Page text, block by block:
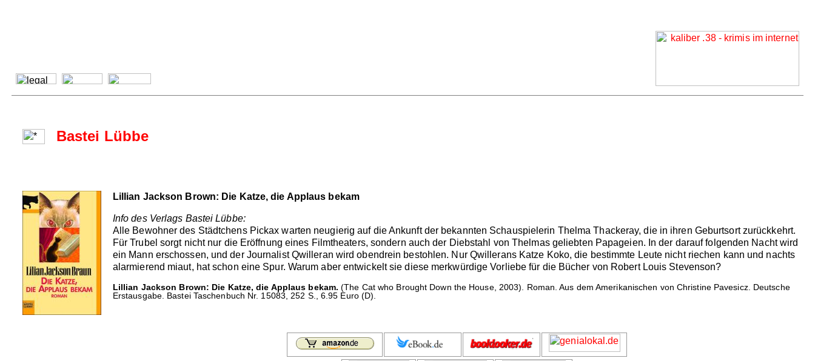
Bastei Lübbe
Lillian Jackson Brown: Die Katze, die Applaus bekam
Info des Verlags Bastei Lübbe:
Alle Bewohner des Städtchens Pickax warten neugierig auf die Ankunft der bekannten Schauspielerin Thelma Thackeray, die in ihren Geburtsort zurückkehrt.
Für Trubel sorgt nicht nur die Eröffnung eines Filmtheaters, sondern auch der Diebstahl von Thelmas geliebten Papageien. In der darauf folgenden Nacht wird
ein Mann erschossen, und der Journalist Qwilleran wird obendrein bestohlen. Nur Qwillerans Katze Koko, die bestimmte Leute nicht riechen kann und nachts
alarmierend miaut, hat schon eine Spur. Warum aber entwickelt sie diese merkwürdige Vorliebe für die Bücher von Robert Louis Stevenson?
Lillian Jackson Brown: Die Katze, die Applaus bekam. (The Cat who Brought Down the House, 2003). Roman. Aus dem Amerikanischen von Christine Pavesicz. Deutsche
Erstausgabe. Bastei Taschenbuch Nr. 15083, 252 S., 6.95 Euro (D).